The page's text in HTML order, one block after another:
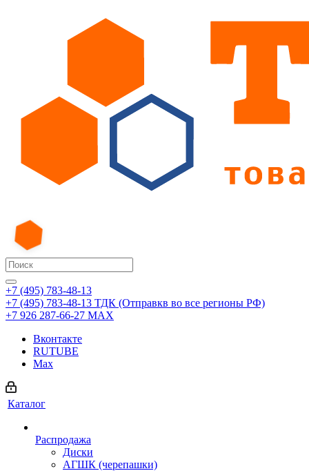
+7 (495) 783-48-13
+7 (495) 783-48-13 ТДК (Отправкв во все регионы РФ)
+7 926 287-66-27 МАХ
Вконтакте
RUTUBE
Max
Каталог
Распродажа
Диски
АГШК (черепашки)